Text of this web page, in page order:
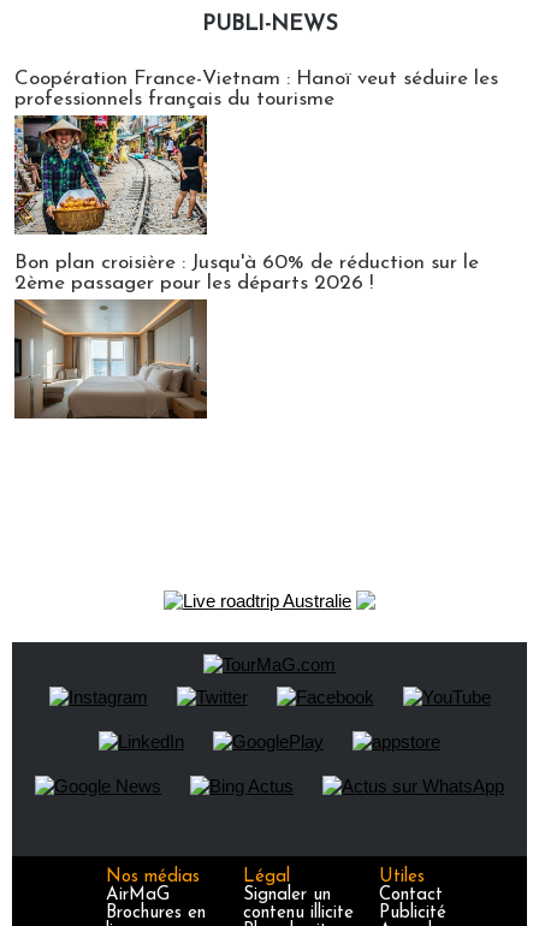
PUBLI-NEWS
Coopération France-Vietnam : Hanoï veut séduire les
professionnels français du tourisme
Bon plan croisière : Jusqu'à 60% de réduction sur le
2ème passager pour les départs 2026 !
Nos médias
AirMaG
Brochures en
Légal
Signaler un
contenu illicite
Utiles
Contact
Publicité